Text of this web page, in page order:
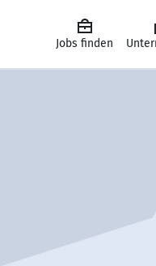
Jobs finden